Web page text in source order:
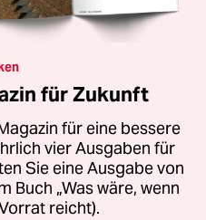
für Zukunft
für eine bessere
vier Ausgaben für
Sie eine Ausgabe von
Buch „Was wäre, wenn
reicht).